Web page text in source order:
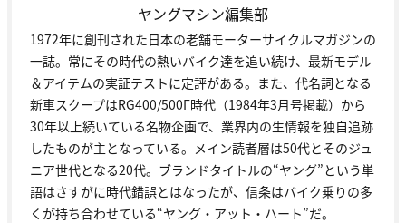
ヤングマシン編集部
1972年に創刊された日本の老舗モーターサイクルマガジンの
一誌。常にその時代の熱いバイク達を追い続け、最新モデル
＆アイテムの実証テストに定評がある。また、代名詞となる
新車スクープはRG400/500Γ時代（1984年3月号掲載）から
30年以上続いている名物企画で、業界内の生情報を独自追跡
したものが主となっている。メイン読者層は50代とそのジュ
ニア世代となる20代。ブランドタイトルの“ヤング”という単
語はさすがに時代錯誤とはなったが、信条はバイク乗りの多
くが持ち合わせている“ヤング・アット・ハート”だ。